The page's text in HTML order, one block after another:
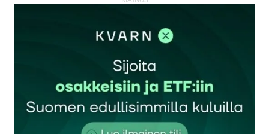
kirjautua
rekisteröityä
Sähköpostiosoitettasi ei julkaista.Pakolliset